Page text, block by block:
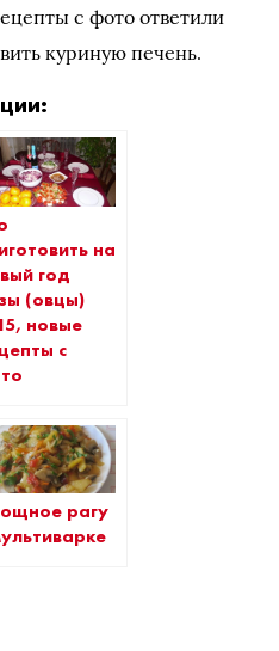
с фото ответили
куриную печень.
на
год
(овцы)
новые
с
рагу